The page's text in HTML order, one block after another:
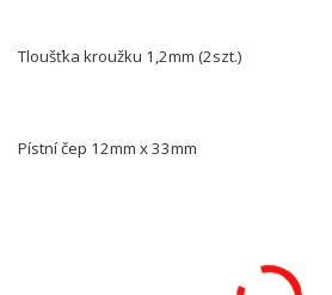
Tloušťka kroužku 1,2mm (2szt.)
Pístní čep 12mm x 33mm